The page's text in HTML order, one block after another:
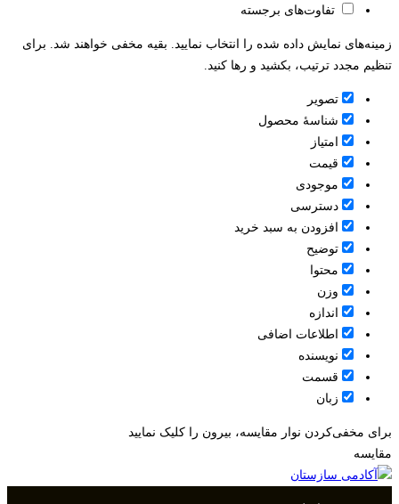
تفاوت‌های برجسته
زمینه‌های نمایش داده شده را انتخاب نمایید. بقیه مخفی خواهند شد. برای
تنظیم مجدد ترتیب، بکشید و رها کنید.
تصویر
شناسۀ محصول
امتیاز
قيمت
موجودی
دسترسی
افزودن به سبد خرید
توضیح
محتوا
وزن
اندازه
اطلاعات اضافی
نویسنده
قسمت
زبان
برای مخفی‌کردن نوار مقایسه، بیرون را کلیک نمایید
مقایسه